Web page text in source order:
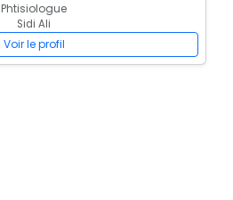
Phtisiologue
Sidi Ali
Voir le profil